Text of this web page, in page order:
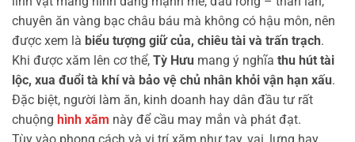
chuyên ăn vàng bạc châu báu mà không có hậu môn, nên
được xem là biểu tượng giữ của, chiêu tài và trấn trạch.
Khi được xăm lên cơ thể, Tỳ Hưu mang ý nghĩa thu hút tài
lộc, xua đuổi tà khí và bảo vệ chủ nhân khỏi vận hạn xấu.
Đặc biệt, người làm ăn, kinh doanh hay dân đầu tư rất
chuộng hình xăm này để cầu may mắn và phát đạt.